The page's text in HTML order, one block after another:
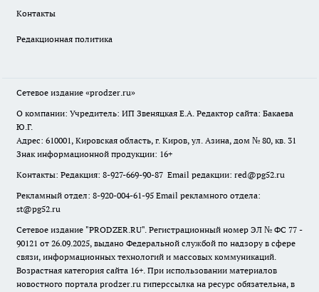
Контакты
Редакционная политика
Сетевое издание «prodzer.ru»
О компании: Учредитель: ИП Звеняцкая Е.А. Редактор сайта: Бакаева
Ю.Г.
Адрес: 610001, Кировская область, г. Киров, ул. Азина, дом № 80, кв. 31
Знак информационной продукции: 16+
Контакты: Редакция: 8-927-669-90-87 Email редакции: red@pg52.ru
Рекламный отдел: 8-920-004-61-95 Email рекламного отдела:
st@pg52.ru
Сетевое издание "PRODZER.RU". Регистрационный номер ЭЛ № ФС 77 -
90121 от 26.09.2025, выдано Федеральной службой по надзору в сфере
связи, информационных технологий и массовых коммуникаций.
Возрастная категория сайта 16+. При использовании материалов
новостного портала prodzer.ru гиперссылка на ресурс обязательна, в